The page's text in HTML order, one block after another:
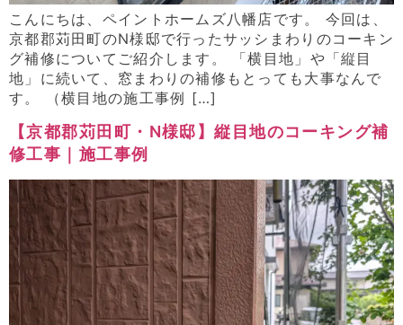
こんにちは、ペイントホームズ八幡店です。 今回は、
京都郡苅田町のN様邸で行ったサッシまわりのコーキン
グ補修についてご紹介します。 「横目地」や「縦目
地」に続いて、窓まわりの補修もとっても大事なんで
す。 （横目地の施工事例 […]
【京都郡苅田町・N様邸】縦目地のコーキング補
修工事｜施工事例